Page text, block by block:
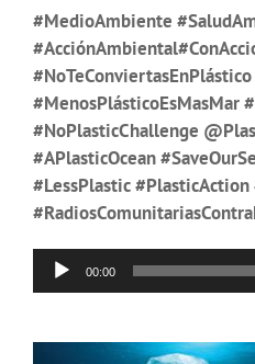
#MedioAmbiente
#NoTeConviertasEnPlástico
#MenosPlásticoEsMasMar
#NoPlasticChallenge
#APlasticOcean
#LessPlastic
Reproductor
de
00:00